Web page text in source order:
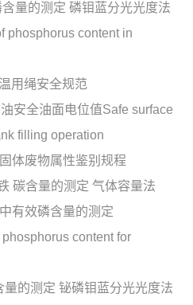
量的测定 磷钼蓝分光光度法
phosphorus content in
用绳安全规范
安全油面电位值Safe surface
filling operation
体废物属性鉴别规程
碳含量的测定 气体容量法
有效磷含量的测定
content for
的测定 铋磷钼蓝分光光度法